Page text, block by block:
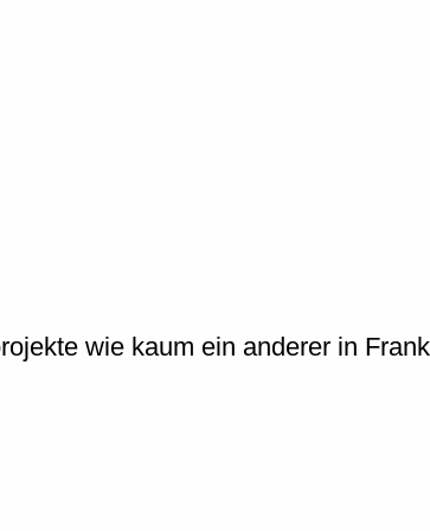
wie kaum ein anderer in